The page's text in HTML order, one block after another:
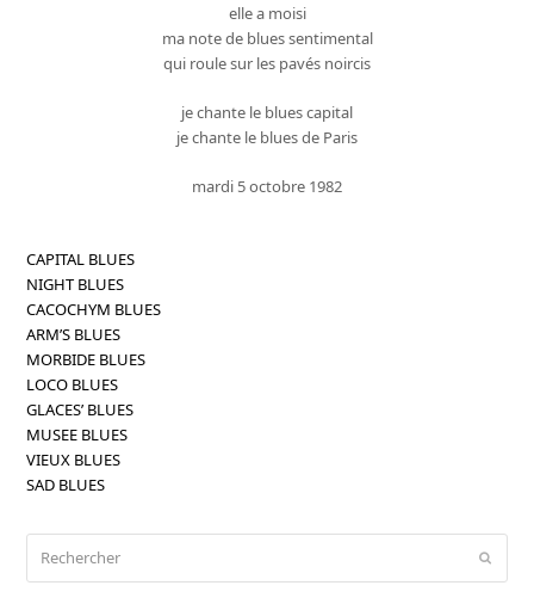
elle a moisi
ma note de blues sentimental
qui roule sur les pavés noircis
je chante le blues capital
je chante le blues de Paris
mardi 5 octobre 1982
CAPITAL BLUES
NIGHT BLUES
CACOCHYM BLUES
ARM’S BLUES
MORBIDE BLUES
LOCO BLUES
GLACES’ BLUES
MUSEE BLUES
VIEUX BLUES
SAD BLUES